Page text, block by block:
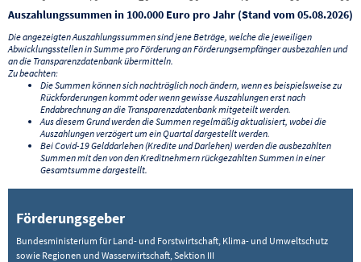
Auszahlungssummen in 100.000 Euro pro Jahr (Stand vom 05.08.2026)
Die angezeigten Auszahlungssummen sind jene Beträge, welche die jeweiligen
Abwicklungsstellen in Summe pro Förderung an Förderungsempfänger ausbezahlen und
an die Transparenzdatenbank übermitteln.
Zu beachten:
Die Summen können sich nachträglich noch ändern, wenn es beispielsweise zu
Rückforderungen kommt oder wenn gewisse Auszahlungen erst nach
Endabrechnung an die Transparenzdatenbank mitgeteilt werden.
Aus diesem Grund werden die Summen regelmäßig aktualisiert, wobei die
Auszahlungen verzögert um ein Quartal dargestellt werden.
Bei Covid-19 Gelddarlehen (Kredite und Darlehen) werden die ausbezahlten
Summen mit den von den Kreditnehmern rückgezahlten Summen in einer
Gesamtsumme dargestellt.
Förderungsgeber
Bundesministerium für Land- und Forstwirtschaft, Klima- und Umweltschutz
sowie Regionen und Wasserwirtschaft, Sektion III